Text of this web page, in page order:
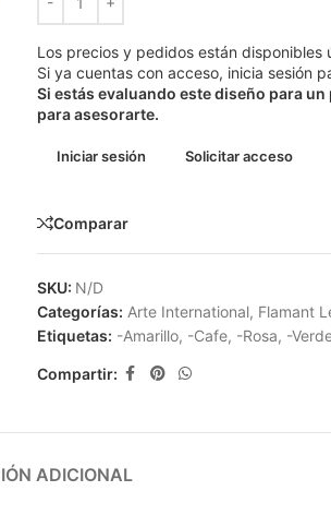
Los precios y pedidos están
Si ya cuentas con acceso, inicia sesión
Si estás evaluando este diseño para
para asesorarte.
Iniciar sesión Solicitar acceso
Comparar
SKU: N/D
Categorías: Arte International, Flamant
Etiquetas: -Amarillo, -Cafe, -Rosa, -
Compartir:
ADICIONAL